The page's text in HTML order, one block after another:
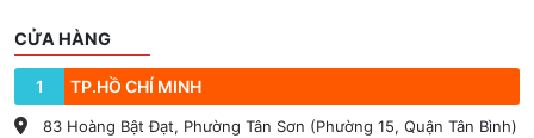
CỬA HÀNG
1 TP.HỒ CHÍ MINH
83 Hoàng Bật Đạt, Phường Tân Sơn (Phường 15, Quận Tân Bình)